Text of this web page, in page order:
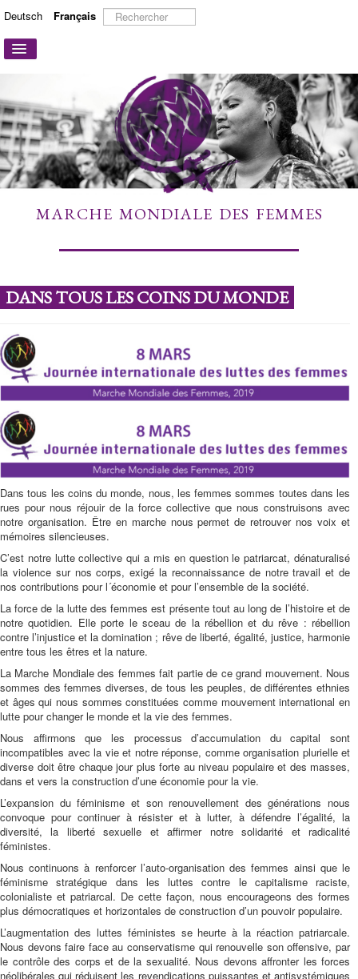
Deutsch Français Rechercher
Basculer
A PROPOS
ACTIONS ET CAMPAGNES
PARTICIPER
TÉMOIGNAGES
À DÉCOUVRIR
MARCHE MONDIALE DES FEMMES
DANS TOUS LES COINS DU MONDE
Dans tous les coins du monde, nous, les femmes sommes toutes dans les
rues pour nous réjouir de la force collective que nous construisons avec
notre organisation. Être en marche nous permet de retrouver nos voix et
mémoires silencieuses.
C’est notre lutte collective qui a mis en question le patriarcat, dénaturalisé
la violence sur nos corps, exigé la reconnaissance de notre travail et de
nos contributions pour l´économie et pour l’ensemble de la société.
La force de la lutte des femmes est présente tout au long de l’histoire et de
notre quotidien. Elle porte le sceau de la rébellion et du rêve : rébellion
contre l’injustice et la domination ; rêve de liberté, égalité, justice, harmonie
entre tous les êtres et la nature.
La Marche Mondiale des femmes fait partie de ce grand mouvement. Nous
sommes des femmes diverses, de tous les peuples, de différentes ethnies
et âges qui nous sommes constituées comme mouvement international en
lutte pour changer le monde et la vie des femmes.
Nous affirmons que les processus d’accumulation du capital sont
incompatibles avec la vie et notre réponse, comme organisation plurielle et
diverse doit être chaque jour plus forte au niveau populaire et des masses,
dans et vers la construction d’une économie pour la vie.
L’expansion du féminisme et son renouvellement des générations nous
convoque pour continuer à résister et à lutter, à défendre l’égalité, la
diversité, la liberté sexuelle et affirmer notre solidarité et radicalité
féministes.
Nous continuons à renforcer l’auto-organisation des femmes ainsi que le
féminisme stratégique dans les luttes contre le capitalisme raciste,
colonialiste et patriarcal. De cette façon, nous encourageons des formes
plus démocratiques et horizontales de construction d’un pouvoir populaire.
L’augmentation des luttes féministes se heurte à la réaction patriarcale.
Nous devons faire face au conservatisme qui renouvelle son offensive, par
le contrôle des corps et de la sexualité. Nous devons affronter les forces
néolibérales qui réduisent les revendications puissantes et antisystémiques